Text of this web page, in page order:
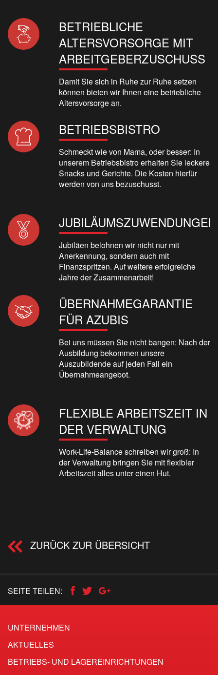
BETRIEBLICHE
ALTERSVORSORGE MIT
ARBEITGEBERZUSCHUSS
Damit Sie sich in Ruhe zur Ruhe setzen
können bieten wir Ihnen eine betriebliche
Altersvorsorge an.
BETRIEBSBISTRO
Schmeckt wie von Mama, oder besser: In
unserem Betriebsbistro erhalten Sie leckere
Snacks und Gerichte. Die Kosten hierfür
werden von uns bezuschusst.
JUBILÄUMSZUWENDUNGEN
Jubiläen belohnen wir nicht nur mit
Anerkennung, sondern auch mit
Finanzspritzen. Auf weitere erfolgreiche
Jahre der Zusammenarbeit!
ÜBERNAHMEGARANTIE
FÜR AZUBIS
Bei uns müssen Sie nicht bangen: Nach der
Ausbildung bekommen unsere
Auszubildende auf jeden Fall ein
Übernahmeangebot.
FLEXIBLE ARBEITSZEIT IN
DER VERWALTUNG
Work-Life-Balance schreiben wir groß: In
der Verwaltung bringen Sie mit flexibler
Arbeitszeit alles unter einen Hut.
ZURÜCK ZUR ÜBERSICHT
SEITE TEILEN:
UNTERNEHMEN
AKTUELLES
BETRIEBS- UND LAGEREINRICHTUNGEN